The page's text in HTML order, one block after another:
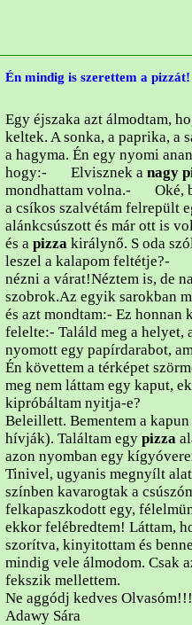
Én mindig is szerettem a pizzát!
Egy éjszaka azt álmodtam,
keltek. A sonka, a paprika, a
a hagyma. Én egy nyomi
hogy:- Elvisznek a nagy
mondhattam volna.-
Oké,
a csíkos szalvétám felrepült
alánkcsúszott és már ott is
és a pizza királynő. S oda
leszel a kalapom feltétje?-
nézni a várat!Néztem is, de
szobrok.Az egyik sarokban
és azt mondtam:- Ez honnan
felelte:- Találd meg a helyet,
nyomott egy papírdarabot,
Én követtem a térképet
meg nem láttam egy kaput,
kipróbáltam nyitja-e?
Beleillett. Bementem a
hívják). Találtam egy pizza
azon nyomban egy
Tinivel, ugyanis megnyílt
színben kavarogtak a
felkapaszkodott egy,
ekkor felébredtem! Láttam,
szorítva, kinyitottam és
mindig vele álmodom. Csak
fekszik mellettem.
Ne aggódj kedves
Adawy Sára